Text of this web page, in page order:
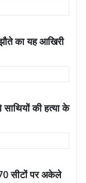
का यह आखिरी
की हत्या के
सीटों पर अकेले